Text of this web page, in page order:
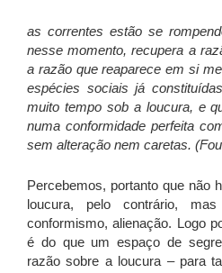
as correntes estão se
nesse momento, recupera a
a razão que reaparece em si
espécies sociais já
muito tempo sob a loucura, e
numa conformidade perfeita
sem alteração nem caretas.
Percebemos, portanto que não
loucura, pelo contrário,
conformismo, alienação. Logo
é do que um espaço de
razão sobre a loucura – para